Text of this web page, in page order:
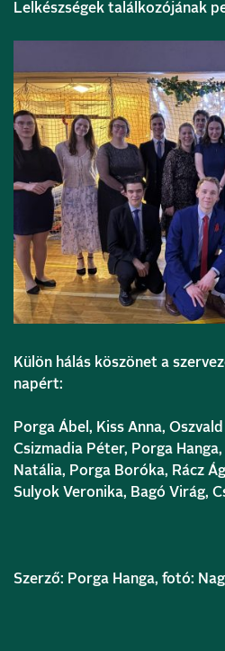
Lelkészségek találkozójának
Külön hálás köszönet a
napért:
Porga Ábel, Kiss Anna,
Csizmadia Péter, Porga
Natália, Porga Boróka, Rácz
Sulyok Veronika, Bagó Virág,
Szerző: Porga Hanga, fotó: